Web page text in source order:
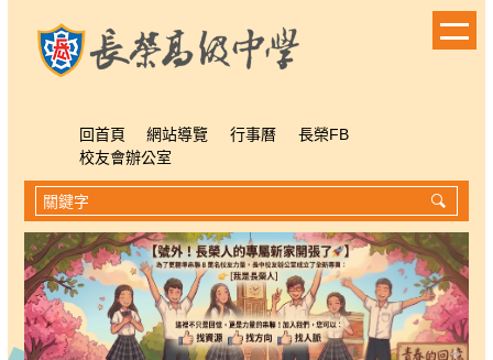
回首頁 網站導覽 行事曆
長榮FB
校友會辦公室